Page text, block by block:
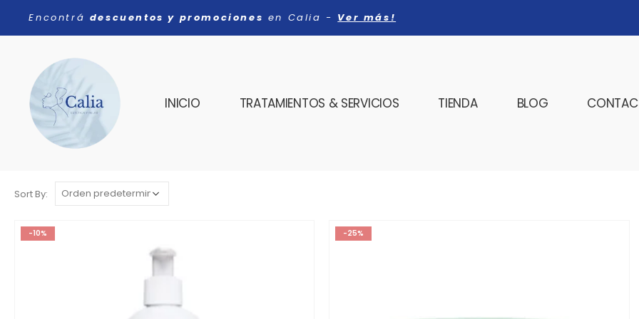
Encontrá descuentos y promociones en Calia - Ver más!
INICIO TRATAMIENTOS & SERVICIOS TIENDA BLOG
Sort By:
-10% -25%